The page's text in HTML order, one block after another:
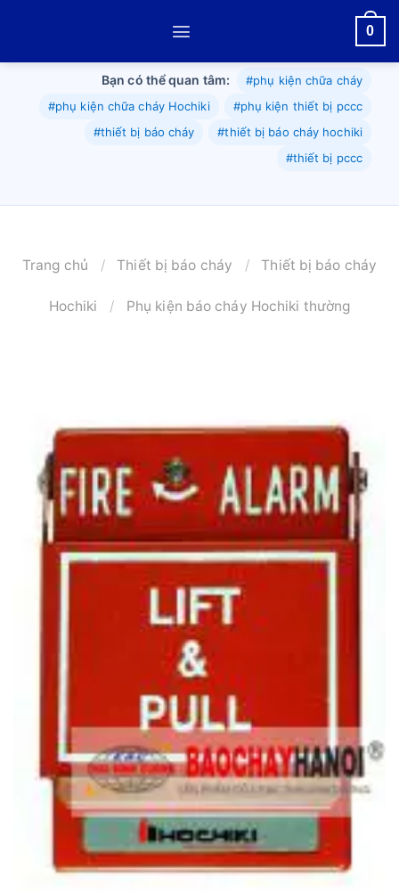
0
Bạn có thể quan tâm:
#phụ kiện chữa cháy
#phụ kiện chữa cháy Hochiki
#phụ kiện thiết bị pccc
#thiết bị báo cháy
#thiết bị báo cháy hochiki
#thiết bị pccc
Trang chủ / Thiết bị báo cháy / Thiết bị báo cháy
Hochiki / Phụ kiện báo cháy Hochiki thường